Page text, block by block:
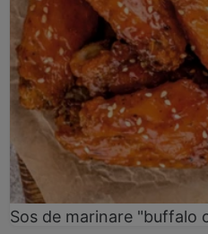
Sos de marinare "buffalo